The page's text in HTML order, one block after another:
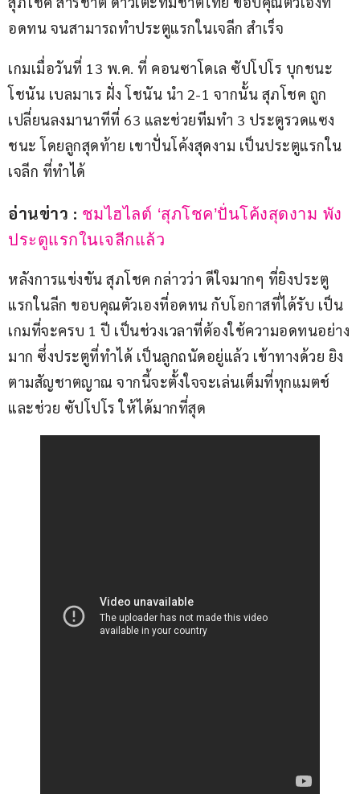
อดทน จนสามารถทำประตูแรกในเจลีก สำเร็จ
เกมเมื่อวันที่ 13 พ.ค. ที่ คอนซาโดเล ซัปโปโร บุกชนะ
โชนัน เบลมาเร ฝั่ง โชนัน นำ 2-1 จากนั้น สุภโชค ถูก
เปลี่ยนลงมานาทีที่ 63 และช่วยทีมทำ 3 ประตูรวดแซง
ชนะ โดยลูกสุดท้าย เขาปั่นโค้งสุดงาม เป็นประตูแรกใน
เจลีก ที่ทำได้
อ่านข่าว : ชมไฮไลต์ ‘สุภโชค’ปั่นโค้งสุดงาม พัง
ประตูแรกในเจลีกแล้ว
หลังการแข่งขัน สุภโชค กล่าวว่า ดีใจมากๆ ที่ยิงประตู
แรกในลีก ขอบคุณตัวเองที่อดทน กับโอกาสที่ได้รับ เป็น
เกมที่จะครบ 1 ปี เป็นช่วงเวลาที่ต้องใช้ความอดทนอย่าง
มาก ซึ่งประตูที่ทำได้ เป็นลูกถนัดอยู่แล้ว เข้าทางด้วย ยิง
ตามสัญชาตญาณ จากนี้จะตั้งใจจะเล่นเต็มที่ทุกแมตช์
และช่วย ซัปโปโร ให้ได้มากที่สุด